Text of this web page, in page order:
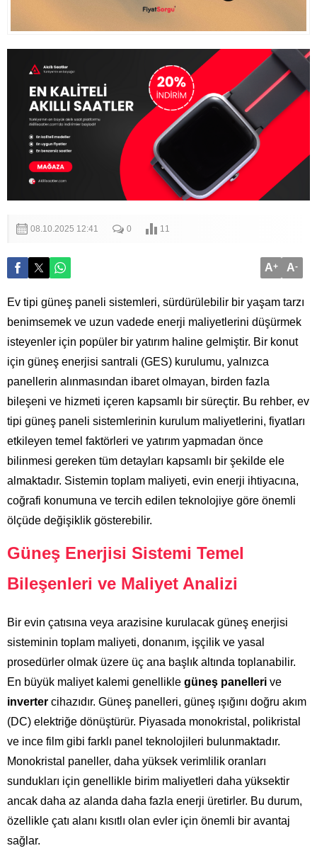
08.10.2025 12:41 0 11
A+ A-
Ev tipi güneş paneli sistemleri, sürdürülebilir bir yaşam tarzı
benimsemek ve uzun vadede enerji maliyetlerini düşürmek
isteyenler için popüler bir yatırım haline gelmiştir. Bir konut
için güneş enerjisi santrali (GES) kurulumu, yalnızca
panellerin alınmasından ibaret olmayan, birden fazla
bileşeni ve hizmeti içeren kapsamlı bir süreçtir. Bu rehber, ev
tipi güneş paneli sistemlerinin kurulum maliyetlerini, fiyatları
etkileyen temel faktörleri ve yatırım yapmadan önce
bilinmesi gereken tüm detayları kapsamlı bir şekilde ele
almaktadır. Sistemin toplam maliyeti, evin enerji ihtiyacına,
coğrafi konumuna ve tercih edilen teknolojiye göre önemli
ölçüde değişiklik gösterebilir.
Güneş Enerjisi Sistemi Temel
Bileşenleri ve Maliyet Analizi
Bir evin çatısına veya arazisine kurulacak güneş enerjisi
sisteminin toplam maliyeti, donanım, işçilik ve yasal
prosedürler olmak üzere üç ana başlık altında toplanabilir.
En büyük maliyet kalemi genellikle güneş panelleri ve
inverter cihazıdır. Güneş panelleri, güneş ışığını doğru akım
(DC) elektriğe dönüştürür. Piyasada monokristal, polikristal
ve ince film gibi farklı panel teknolojileri bulunmaktadır.
Monokristal paneller, daha yüksek verimlilik oranları
sundukları için genellikle birim maliyetleri daha yüksektir
ancak daha az alanda daha fazla enerji üretirler. Bu durum,
özellikle çatı alanı kısıtlı olan evler için önemli bir avantaj
sağlar.